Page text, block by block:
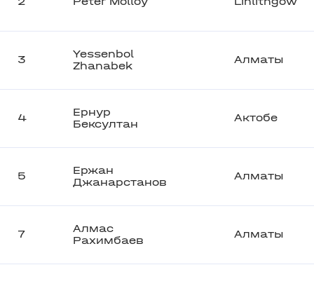
3
Yessenbol
Zhanabek
Алматы
4
Ернур
Бексултан
Актобе
5
Ержан
Джанарстанов
Алматы
7
Алмас
Рахимбаев
Алматы